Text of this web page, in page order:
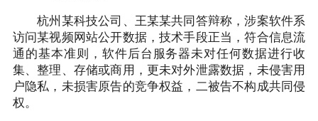
杭州某科技公司、王某某共同答辩称，涉案软件系
访问某视频网站公开数据，技术手段正当，符合信息流
通的基本准则，软件后台服务器未对任何数据进行收
集、整理、存储或商用，更未对外泄露数据，未侵害用
户隐私，未损害原告的竞争权益，二被告不构成共同侵
权。